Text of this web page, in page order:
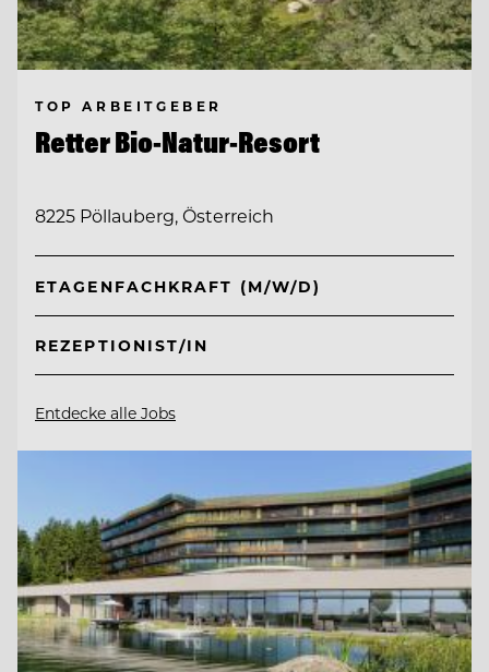
TOP ARBEITGEBER
Retter Bio-Natur-Resort
8225 Pöllauberg, Österreich
ETAGENFACHKRAFT (M/W/D)
REZEPTIONIST/IN
Entdecke alle Jobs